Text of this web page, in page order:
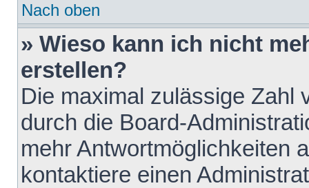
Nach oben
» Wieso kann ich nicht
erstellen?
Die maximal zulässige Zahl
durch die Board-
mehr Antwortmöglichkeiten
kontaktiere einen